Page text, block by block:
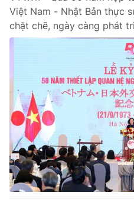
Hậu trường
Nhân vật
Giải sao mai
Điện ảnh
Đời sống
Làm đẹp
Chất lượng cuộc sống
Tuyển sinh
Học trực tuyến
Công nghệ
Hitech Công nghệ tương lai
Sản phẩm
Thị trường
Tư vấn
Giao lưu trực tuyến
Lịch phát sóng
Việt Nam - Nhật Bản thực
chặt chẽ, ngày càng phát